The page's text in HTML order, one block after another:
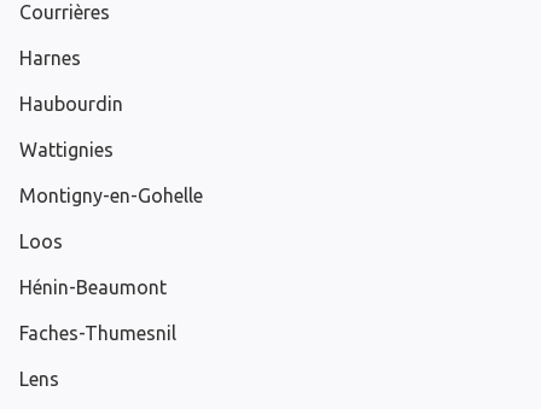
Courrières
Harnes
Haubourdin
Wattignies
Montigny-en-Gohelle
Loos
Hénin-Beaumont
Faches-Thumesnil
Lens